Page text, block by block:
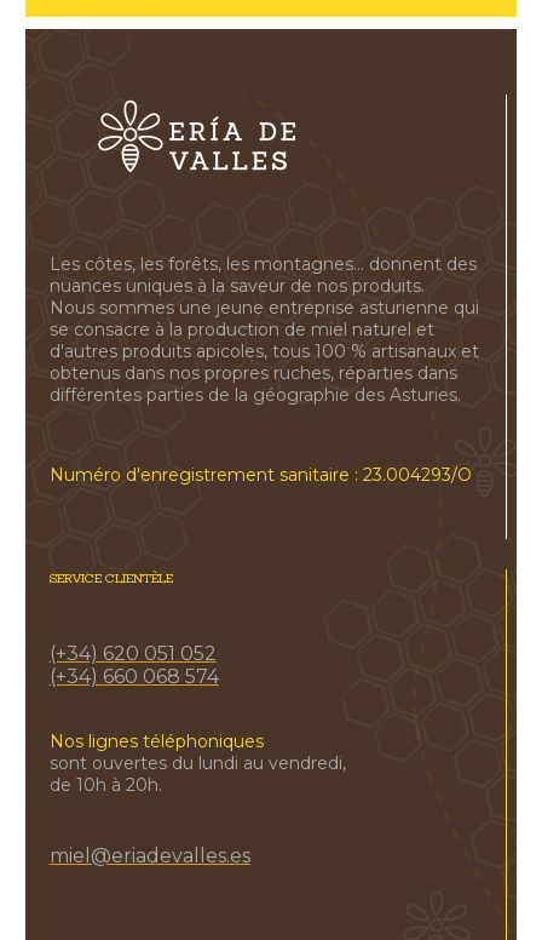
Les côtes, les forêts, les montagnes... donnent des
nuances uniques à la saveur de nos produits.
Nous sommes une jeune entreprise asturienne qui
se consacre à la production de miel naturel et
d'autres produits apicoles, tous 100 % artisanaux et
obtenus dans nos propres ruches, réparties dans
différentes parties de la géographie des Asturies.
Numéro d'enregistrement sanitaire : 23.004293/O
SERVICE CLIENTÈLE
(+34) 620 051 052
(+34) 660 068 574
Nos lignes téléphoniques
sont ouvertes du lundi au vendredi,
de 10h à 20h.
miel@eriadevalles.es